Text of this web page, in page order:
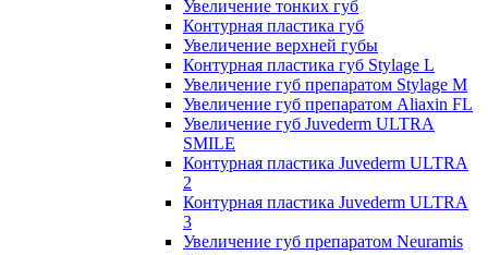
Увеличение тонких губ
Контурная пластика губ
Увеличение верхней губы
Контурная пластика губ Stylage L
Увеличение губ препаратом Stylage M
Увеличение губ препаратом Aliaxin FL
Увеличение губ Juvederm ULTRA
SMILE
Контурная пластика Juvederm ULTRA
2
Контурная пластика Juvederm ULTRA
3
Увеличение губ препаратом Neuramis